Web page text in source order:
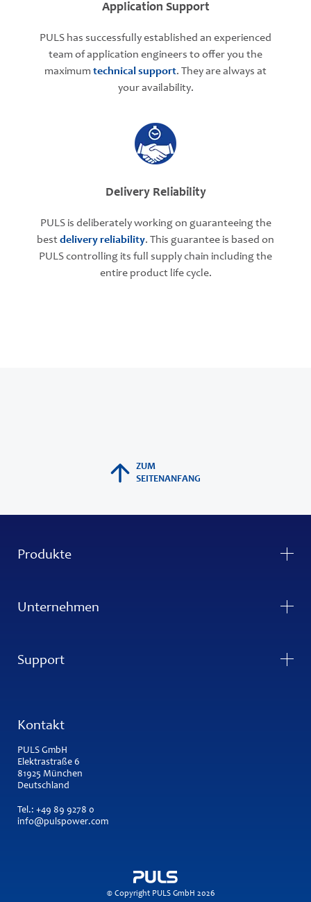
Application Support
PULS has successfully established an experienced
team of application engineers to offer you the
maximum technical support. They are always at
your availability.
Delivery Reliability
PULS is deliberately working on guaranteeing the
bestdelivery reliability. This guarantee is based on
PULS controlling its full supply chain including the
entire product life cycle.
ZUM
SEITENANFANG
Produkte
Unternehmen
Support
Kontakt
PULS GmbH
Elektrastraße 6
81925 München
Deutschland
Tel.: +49 89 9278 0
info@pulspower.com
© Copyright PULS GmbH 2026